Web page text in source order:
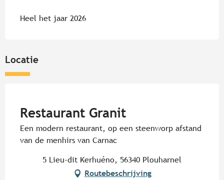
Heel het jaar 2026
Locatie
Restaurant Granit
Een modern restaurant, op een steenworp afstand
van de menhirs van Carnac
5 Lieu-dit Kerhuéno, 56340 Plouharnel
Routebeschrijving